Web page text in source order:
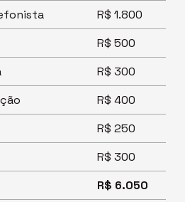
R$ 1.800
R$ 500
R$ 300
R$ 400
R$ 250
R$ 300
R$ 6.050